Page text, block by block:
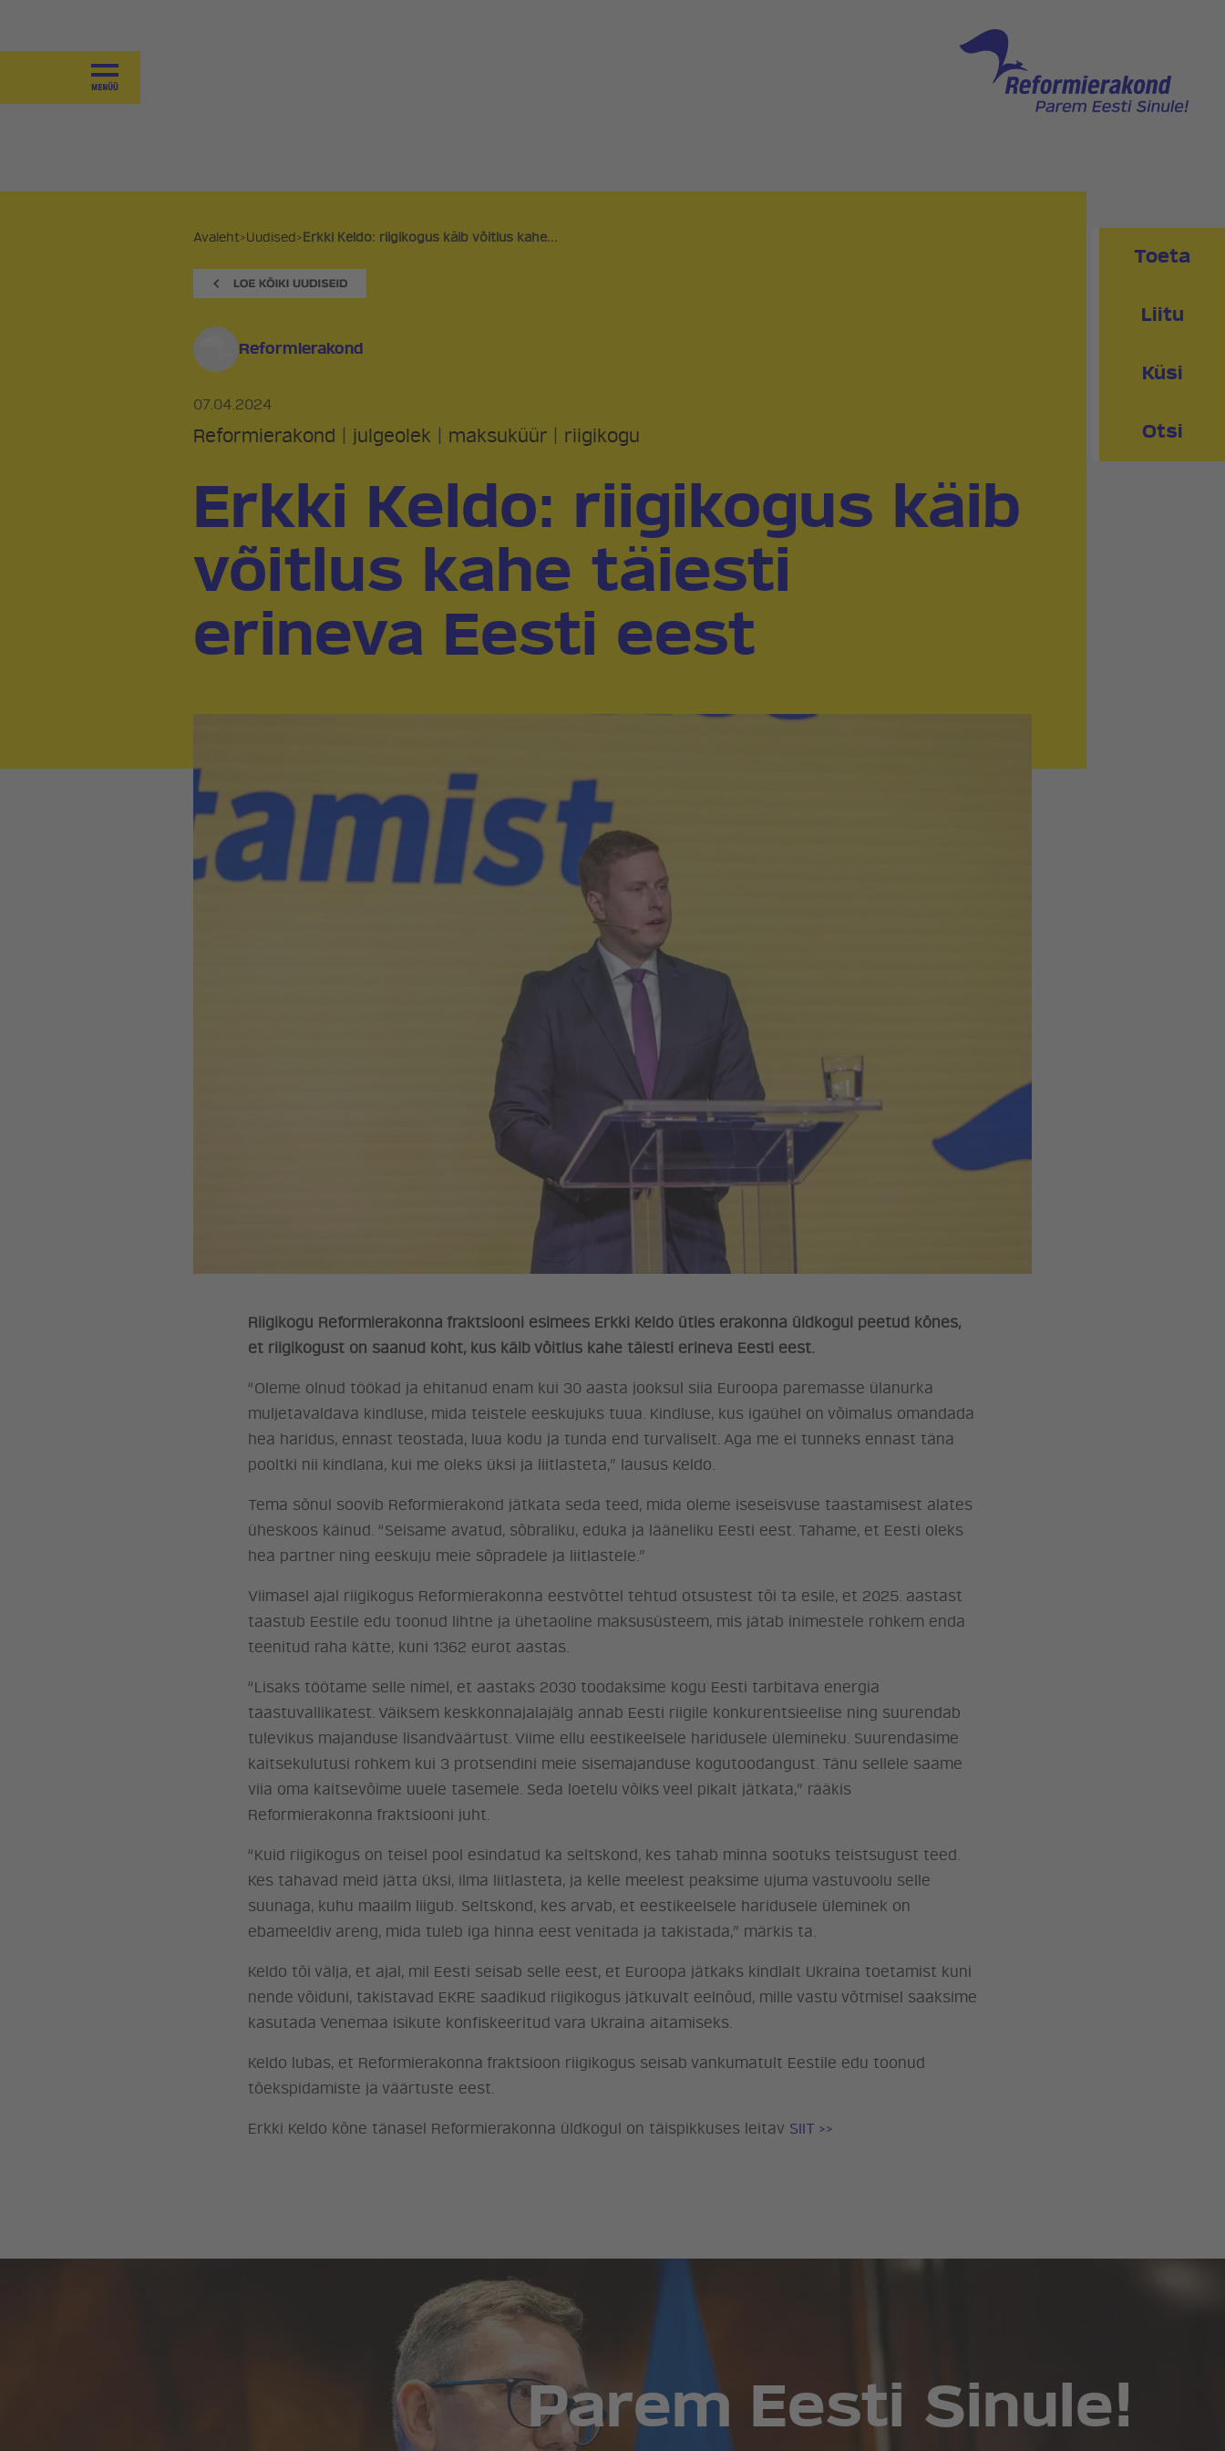
AJALUGU
PEAKONTOR
PRESSIKONTAKT
PIIRKONNAD
Toeta
Liitu
Küsi
Otsi
Avaleht>Uudised>Erkki Keldo: riigikogus käib võitlus kahe...
Reformierakond
07.04.2024
Reformierakond julgeolek maksuküür riigikogu
Erkki Keldo: riigikogus käib
võitlus kahe täiesti
erineva Eesti eest
Riigikogu Reformierakonna fraktsiooni esimees Erkki Keldo ütles erakonna üldkogul peetud kõnes,
et riigikogust on saanud koht, kus käib võitlus kahe täiesti erineva Eesti eest.
“Oleme olnud töökad ja ehitanud enam kui 30 aasta jooksul siia Euroopa paremasse ülanurka
muljetavaldava kindluse, mida teistele eeskujuks tuua. Kindluse, kus igaühel on võimalus omandada
hea haridus, ennast teostada, luua kodu ja tunda end turvaliselt. Aga me ei tunneks ennast täna
pooltki nii kindlana, kui me oleks üksi ja liitlasteta,” lausus Keldo.
Tema sõnul soovib Reformierakond jätkata seda teed, mida oleme iseseisvuse taastamisest alates
üheskoos käinud. “Seisame avatud, sõbraliku, eduka ja lääneliku Eesti eest. Tahame, et Eesti oleks
hea partner ning eeskuju meie sõpradele ja liitlastele.”
Viimasel ajal riigikogus Reformierakonna eestvõttel tehtud otsustest tõi ta esile, et 2025. aastast
taastub Eestile edu toonud lihtne ja ühetaoline maksusüsteem, mis jätab inimestele rohkem enda
teenitud raha kätte, kuni 1362 eurot aastas.
“Lisaks töötame selle nimel, et aastaks 2030 toodaksime kogu Eesti tarbitava energia
taastuvallikatest. Väiksem keskkonnajalajälg annab Eesti riigile konkurentsieelise ning suurendab
tulevikus majanduse lisandväärtust. Viime ellu eestikeelsele haridusele ülemineku. Suurendasime
kaitsekulutusi rohkem kui 3 protsendini meie sisemajanduse kogutoodangust. Tänu sellele saame
viia oma kaitsevõime uuele tasemele. Seda loetelu võiks veel pikalt jätkata,” rääkis
Reformierakonna fraktsiooni juht.
“Kuid riigikogus on teisel pool esindatud ka seltskond, kes tahab minna sootuks teistsugust teed.
Kes tahavad meid jätta üksi, ilma liitlasteta, ja kelle meelest peaksime ujuma vastuvoolu selle
suunaga, kuhu maailm liigub. Seltskond, kes arvab, et eestikeelsele haridusele üleminek on
ebameeldiv areng, mida tuleb iga hinna eest venitada ja takistada,” märkis ta.
Keldo tõi välja, et ajal, mil Eesti seisab selle eest, et Euroopa jätkaks kindlalt Ukraina toetamist kuni
nende võiduni, takistavad EKRE saadikud riigikogus jätkuvalt eelnõud, mille vastu võtmisel saaksime
kasutada Venemaa isikute konfiskeeritud vara Ukraina aitamiseks.
Keldo lubas, et Reformierakonna fraktsioon riigikogus seisab vankumatult Eestile edu toonud
tõekspidamiste ja väärtuste eest.
Erkki Keldo kõne tänasel Reformierakonna üldkogul on täispikkuses leitav SIIT >>
Parem Eesti Sinule!